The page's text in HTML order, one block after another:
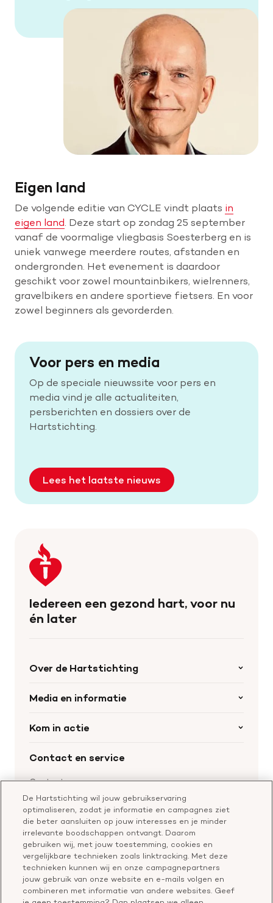
Eigen land
De volgende editie van CYCLE vindt plaats in
eigen land. Deze start op zondag 25 september
vanaf de voormalige vliegbasis Soesterberg en is
uniek vanwege meerdere routes, afstanden en
ondergronden. Het evenement is daardoor
geschikt voor zowel mountainbikers, wielrenners,
gravelbikers en andere sportieve fietsers. En voor
zowel beginners als gevorderden.
Voor pers en media
Op de speciale nieuwssite voor pers en
media vind je alle actualiteiten,
persberichten en dossiers over de
Hartstichting.
Lees het laatste nieuws
Keer
terug
naar
homepage
Iedereen een gezond hart, voor nu
én later
Over de Hartstichting
Organisatie
Werken bij de Hartstichting
Media en informatie
Nieuws
Materialen bestellen
Aanmelden nieuwsbrief
Kom in actie
Word collectant
Leer reanimeren
Geef ter nagedachtenis
Start een actie
Contact en service
Contactgegevens
Bel of chat met een voorlichter
Vragen over donateurschap
Klachtenformulier
Check je gesprek
De Hartstichting wil jouw gebruikservaring
optimaliseren, zodat je informatie en campagnes ziet
die beter aansluiten op jouw interesses en je minder
irrelevante boodschappen ontvangt. Daarom
gebruiken wij, met jouw toestemming, cookies en
vergelijkbare technieken zoals linktracking. Met deze
technieken kunnen wij en onze campagnepartners
jouw gebruik van onze website en e-mails volgen en
combineren met informatie van andere websites. Geef